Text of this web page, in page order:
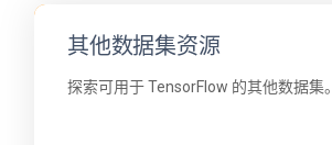
其他数据集资源
探索可用于 TensorFlow 的其他数据集。